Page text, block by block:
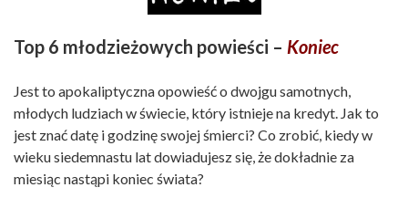
Top 6 młodzieżowych powieści – Koniec
Jest to apokaliptyczna opowieść o dwojgu samotnych,
młodych ludziach w świecie, który istnieje na kredyt. Jak to
jest znać datę i godzinę swojej śmierci? Co zrobić, kiedy w
wieku siedemnastu lat dowiadujesz się, że dokładnie za
miesiąc nastąpi koniec świata?